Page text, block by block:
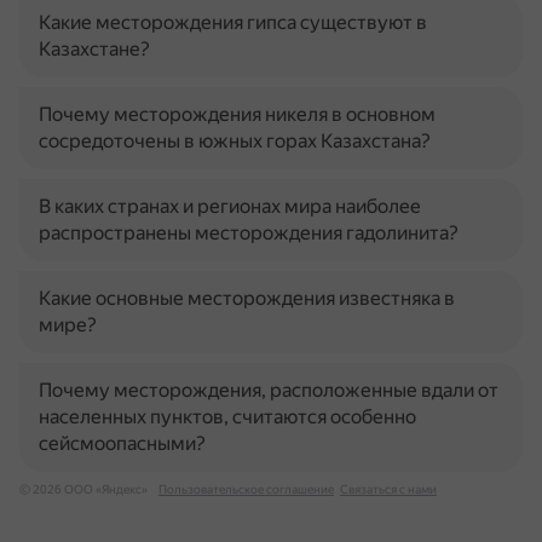
Какие месторождения гипса существуют в
Казахстане?
Почему месторождения никеля в основном
сосредоточены в южных горах Казахстана?
В каких странах и регионах мира наиболее
распространены месторождения гадолинита?
Какие основные месторождения известняка в
мире?
Почему месторождения, расположенные вдали от
населенных пунктов, считаются особенно
сейсмоопасными?
© 2026 ООО «Яндекс» Пользовательское соглашение Связаться с нами